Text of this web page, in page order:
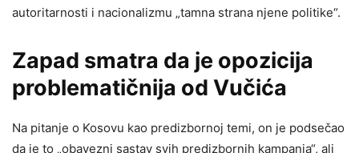
autoritarnosti i nacionalizmu „tamna strana njene politike“.
Zapad smatra da je opozicija
problematičnija od Vučića
Na pitanje o Kosovu kao predizbornoj temi, on je podsečao
da je to „obavezni sastav svih predizbornih kampanja“, ali